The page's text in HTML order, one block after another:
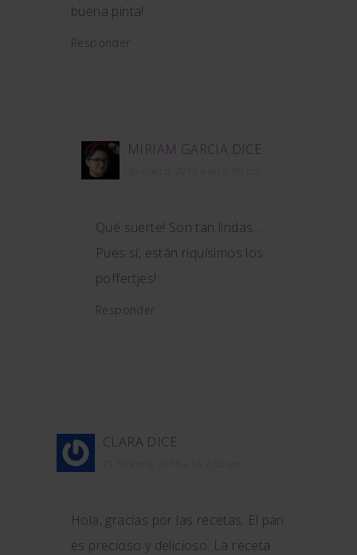
buena pinta!
Responder
MIRIAM GARCIA DICE
Qué suerte! Son tan lindas…
Pues sí, están riquísimos los
poffertjes!
Responder
CLARA DICE
Hola, gracias por las recetas. El pan
es precioso y delicioso. La receta